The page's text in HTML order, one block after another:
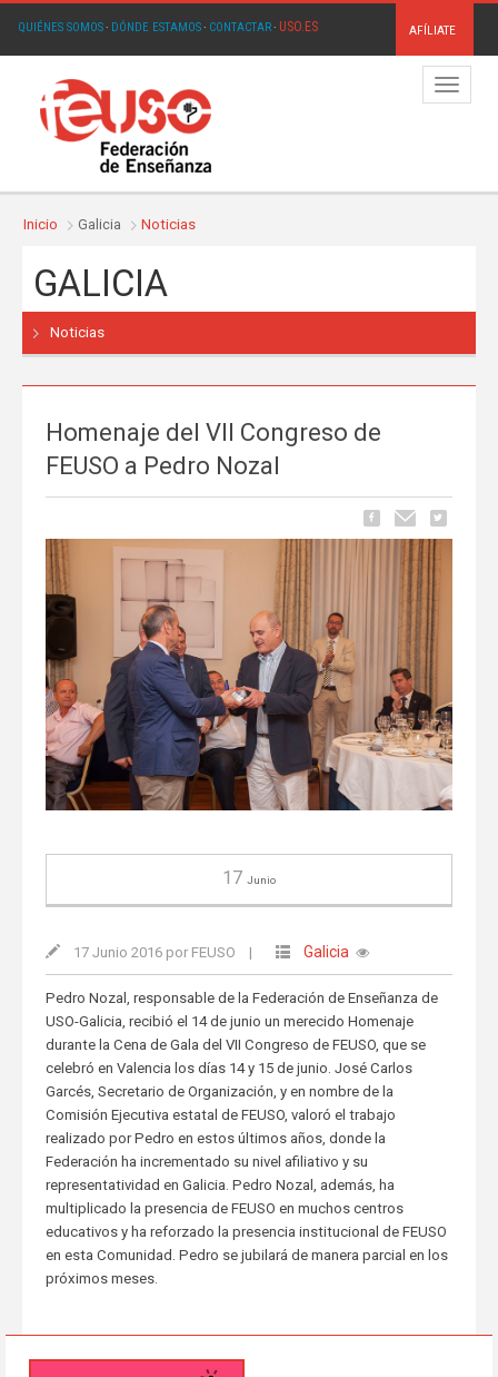
QUIÉNES SOMOS· DÓNDE ESTAMOS· CONTACTAR· USO.ES AFÍLIATE
Menú
Inicio Galicia Noticias
GALICIA
Noticias
Homenaje del VII Congreso de
FEUSO a Pedro Nozal
17 Junio
17 Junio 2016 por FEUSO | Galicia
Pedro Nozal, responsable de la Federación de Enseñanza de
USO-Galicia, recibió el 14 de junio un merecido Homenaje
durante la Cena de Gala del VII Congreso de FEUSO, que se
celebró en Valencia los días 14 y 15 de junio. José Carlos
Garcés, Secretario de Organización, y en nombre de la
Comisión Ejecutiva estatal de FEUSO, valoró el trabajo
realizado por Pedro en estos últimos años, donde la
Federación ha incrementado su nivel afiliativo y su
representatividad en Galicia. Pedro Nozal, además, ha
multiplicado la presencia de FEUSO en muchos centros
educativos y ha reforzado la presencia institucional de FEUSO
en esta Comunidad. Pedro se jubilará de manera parcial en los
próximos meses.